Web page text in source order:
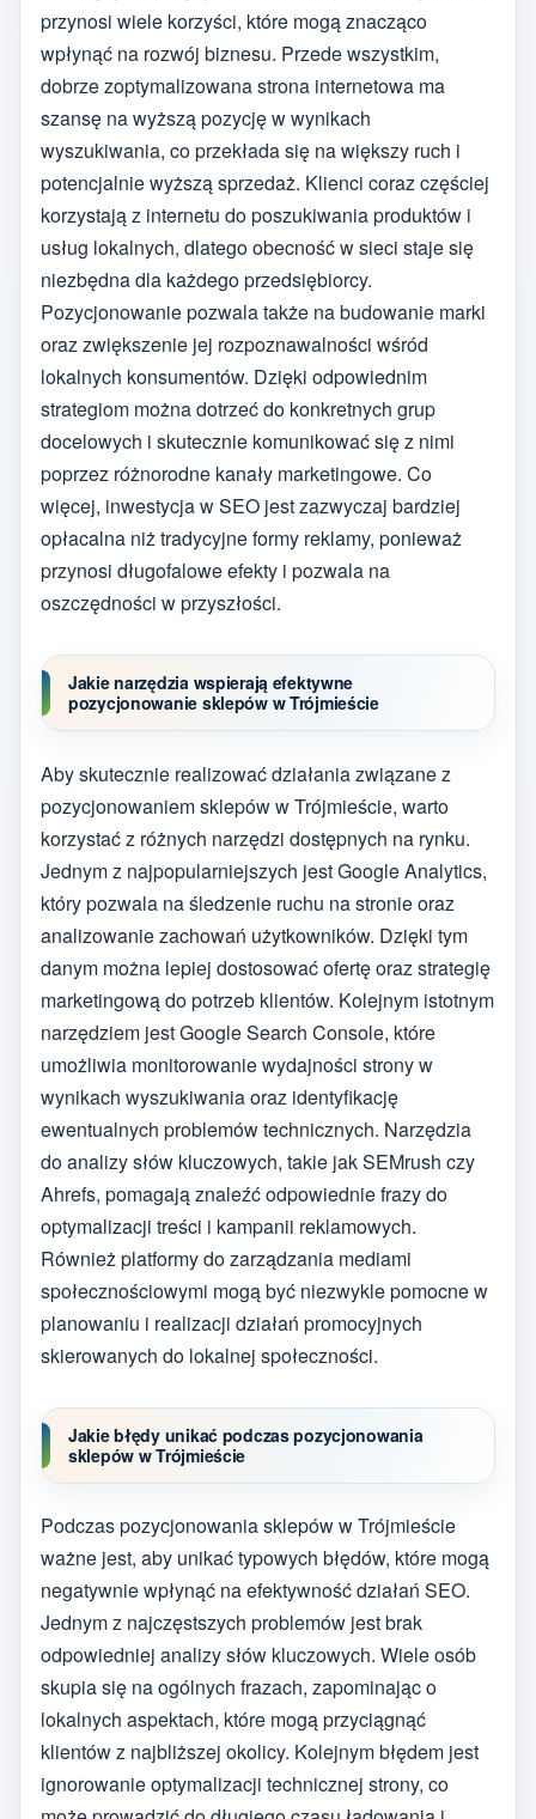
przynosi wiele korzyści, które mogą znacząco
wpłynąć na rozwój biznesu. Przede wszystkim,
dobrze zoptymalizowana strona internetowa ma
szansę na wyższą pozycję w wynikach
wyszukiwania, co przekłada się na większy ruch i
potencjalnie wyższą sprzedaż. Klienci coraz częściej
korzystają z internetu do poszukiwania produktów i
usług lokalnych, dlatego obecność w sieci staje się
niezbędna dla każdego przedsiębiorcy.
Pozycjonowanie pozwala także na budowanie marki
oraz zwiększenie jej rozpoznawalności wśród
lokalnych konsumentów. Dzięki odpowiednim
strategiom można dotrzeć do konkretnych grup
docelowych i skutecznie komunikować się z nimi
poprzez różnorodne kanały marketingowe. Co
więcej, inwestycja w SEO jest zazwyczaj bardziej
opłacalna niż tradycyjne formy reklamy, ponieważ
przynosi długofalowe efekty i pozwala na
oszczędności w przyszłości.
Jakie narzędzia wspierają efektywne
pozycjonowanie sklepów w Trójmieście
Aby skutecznie realizować działania związane z
pozycjonowaniem sklepów w Trójmieście, warto
korzystać z różnych narzędzi dostępnych na rynku.
Jednym z najpopularniejszych jest Google Analytics,
który pozwala na śledzenie ruchu na stronie oraz
analizowanie zachowań użytkowników. Dzięki tym
danym można lepiej dostosować ofertę oraz strategię
marketingową do potrzeb klientów. Kolejnym istotnym
narzędziem jest Google Search Console, które
umożliwia monitorowanie wydajności strony w
wynikach wyszukiwania oraz identyfikację
ewentualnych problemów technicznych. Narzędzia
do analizy słów kluczowych, takie jak SEMrush czy
Ahrefs, pomagają znaleźć odpowiednie frazy do
optymalizacji treści i kampanii reklamowych.
Również platformy do zarządzania mediami
społecznościowymi mogą być niezwykle pomocne w
planowaniu i realizacji działań promocyjnych
skierowanych do lokalnej społeczności.
Jakie błędy unikać podczas pozycjonowania
sklepów w Trójmieście
Podczas pozycjonowania sklepów w Trójmieście
ważne jest, aby unikać typowych błędów, które mogą
negatywnie wpłynąć na efektywność działań SEO.
Jednym z najczęstszych problemów jest brak
odpowiedniej analizy słów kluczowych. Wiele osób
skupia się na ogólnych frazach, zapominając o
lokalnych aspektach, które mogą przyciągnąć
klientów z najbliższej okolicy. Kolejnym błędem jest
ignorowanie optymalizacji technicznej strony, co